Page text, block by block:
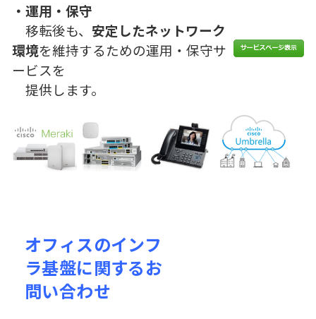
・運用・保守
移転後も、 安定したネットワーク
環境を維持するための運用・保守サ
ービスを
提供します。
オフィスのインフ
ラ基盤に関するお
問い合わせ